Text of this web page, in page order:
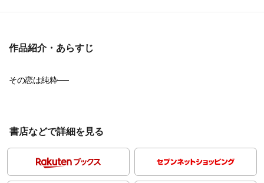
作品紹介・あらすじ
その恋は純粋──
書店などで詳細を見る